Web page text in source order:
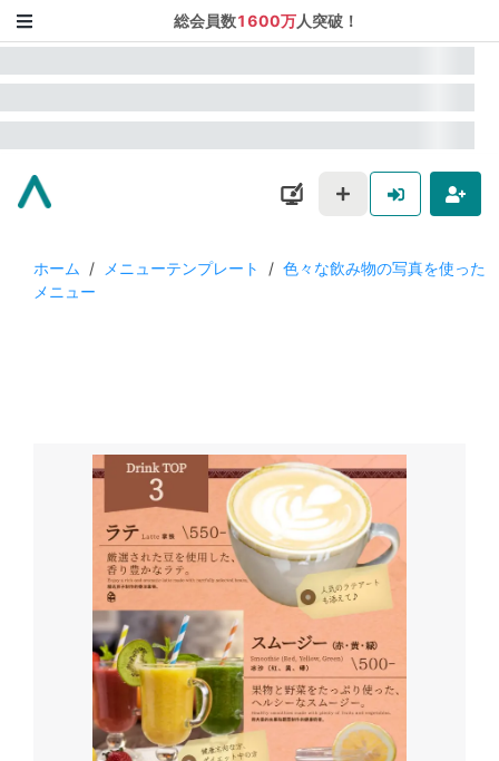
総会員数1600万人突破！
ホーム / メニューテンプレート / 色々な飲み物の写真を使った
メニュー